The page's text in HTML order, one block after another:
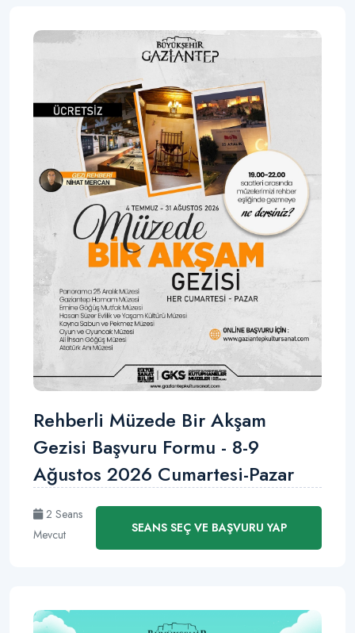
Rehberli Müzede Bir Akşam
Gezisi Başvuru Formu - 8-9
Ağustos 2026 Cumartesi-Pazar
2 Seans
Mevcut
SEANS SEÇ VE BAŞVURU YAP